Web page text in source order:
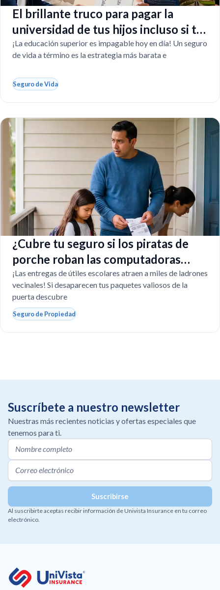
El brillante truco para pagar la
universidad de tus hijos incluso si tú
faltas
¡La educación superior es impagable hoy en día! Un seguro
de vida a término es la estrategia más barata e
Seguro de Vida
¿Cubre tu seguro si los piratas de
porche roban las computadoras
escolares?
¡Las entregas de útiles escolares atraen a miles de ladrones
vecinales! Si desaparecen tus paquetes valiosos de la
puerta descubre
Seguro de Propiedad
Suscríbete a nuestro newsletter
Nuestras más recientes noticias y ofertas especiales que
tenemos para ti.
Al suscribirte aceptas recibir información de Univista Insurance en tu correo
electrónico.